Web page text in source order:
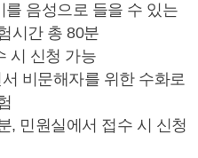
를 음성으로 들을 수 있는
시간 총 80분
시 신청 가능
비문해자를 위한 수화로
, 민원실에서 접수 시 신청